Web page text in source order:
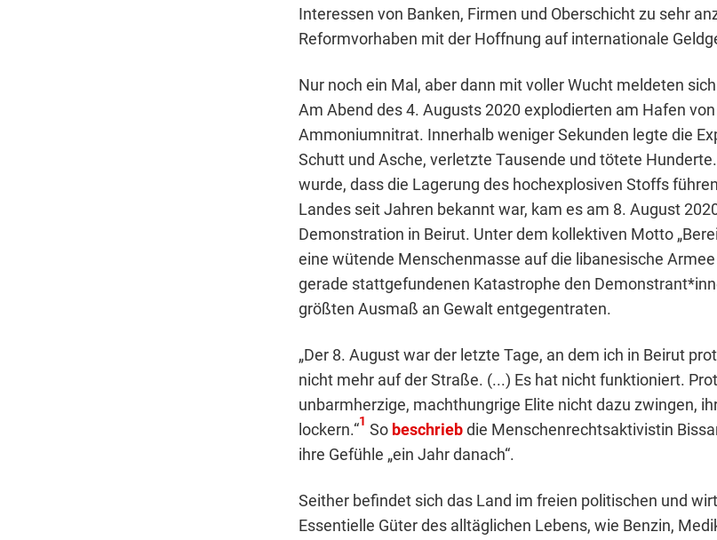
Interessen von Banken, Firmen und Oberschicht zu sehr
Reformvorhaben mit der Hoffnung auf internationale
Nur noch ein Mal, aber dann mit voller Wucht meldeten
Am Abend des 4. Augusts 2020 explodierten am Hafen
Ammoniumnitrat. Innerhalb weniger Sekunden legte die
Schutt und Asche, verletzte Tausende und tötete
wurde, dass die Lagerung des hochexplosiven Stoffs
Landes seit Jahren bekannt war, kam es am 8. August
Demonstration in Beirut. Unter dem kollektiven Motto
eine wütende Menschenmasse auf die libanesische
gerade stattgefundenen Katastrophe den
größten Ausmaß an Gewalt entgegentraten.
„Der 8. August war der letzte Tage, an dem ich in Beirut
nicht mehr auf der Straße. (...) Es hat nicht funktioniert.
unbarmherzige, machthungrige Elite nicht dazu zwingen,
lockern.“1 So beschriebdie Menschenrechtsaktivistin
ihre Gefühle „ein Jahr danach“.
Seither befindet sich das Land im freien politischen und
Essentielle Güter des alltäglichen Lebens, wie Benzin,